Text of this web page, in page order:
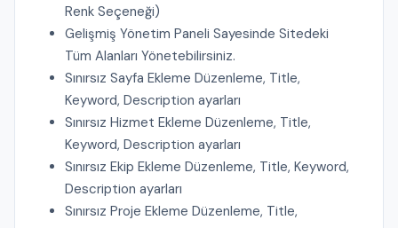
Renk Seçeneği)
Gelişmiş Yönetim Paneli Sayesinde Sitedeki
Tüm Alanları Yönetebilirsiniz.
Sınırsız Sayfa Ekleme Düzenleme, Title,
Keyword, Description ayarları
Sınırsız Hizmet Ekleme Düzenleme, Title,
Keyword, Description ayarları
Sınırsız Ekip Ekleme Düzenleme, Title, Keyword,
Description ayarları
Sınırsız Proje Ekleme Düzenleme, Title,